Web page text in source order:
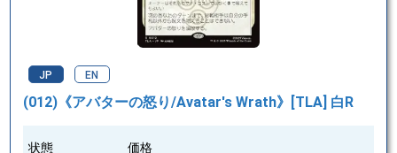
JP EN
(012)《アバターの怒り/Avatar's Wrath》[TLA] 白R
状態 価格